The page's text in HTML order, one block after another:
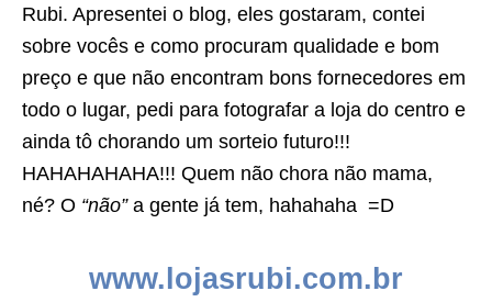
Rubi. Apresentei o blog, eles gostaram, contei
sobre vocês e como procuram qualidade e bom
preço e que não encontram bons fornecedores em
todo o lugar, pedi para fotografar a loja do centro e
ainda tô chorando um sorteio futuro!!!
HAHAHAHAHA!!! Quem não chora não mama,
né? O “não”a gente já tem, hahahaha =D
www.lojasrubi.com.br